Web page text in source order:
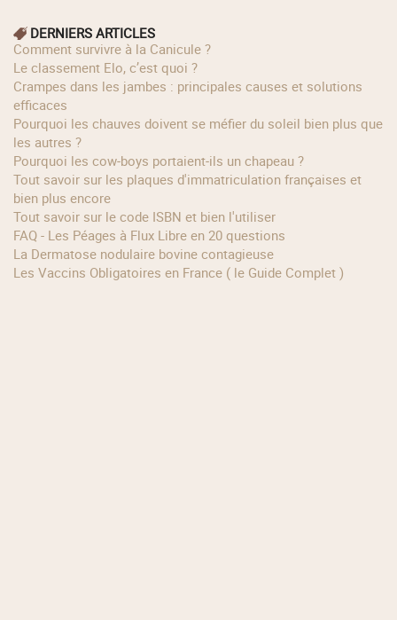
DERNIERS ARTICLES
Comment survivre à la Canicule ?
Le classement Elo, c’est quoi ?
Crampes dans les jambes : principales causes et solutions
efficaces
Pourquoi les chauves doivent se méfier du soleil bien plus que
les autres ?
Pourquoi les cow‑boys portaient‑ils un chapeau ?
Tout savoir sur les plaques d'immatriculation françaises et
bien plus encore
Tout savoir sur le code ISBN et bien l'utiliser
FAQ - Les Péages à Flux Libre en 20 questions
La Dermatose nodulaire bovine contagieuse
Les Vaccins Obligatoires en France ( le Guide Complet )